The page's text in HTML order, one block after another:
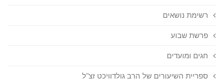
רשימת נושאים
פרשת שבוע
חגים ומועדים
ספריית השיעורים של הרב גולדוויכט זצ"ל